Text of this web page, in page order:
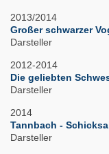
2013/2014
Großer schwarzer
Darsteller
2012-2014
Die geliebten
Darsteller
2014
Tannbach -
Darsteller